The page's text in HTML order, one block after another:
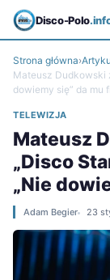
Disco-Polo
Strona główna›
Mateusz Dudkowski
dowiemy się” da mu
TELEWIZJA
Mateusz
„Disco
„Nie
Adam Begier 23